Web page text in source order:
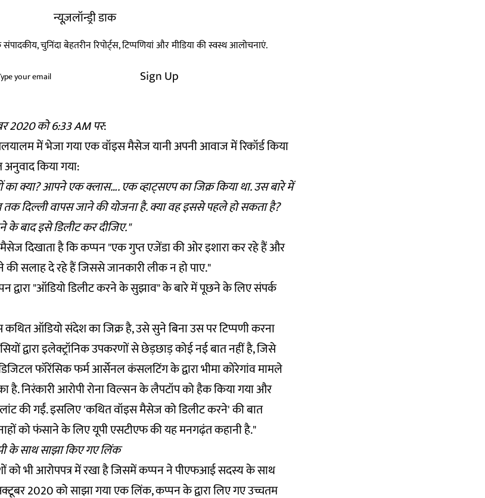
न्यूज़लॉन्ड्री डाक
संपादकीय, चुनिंदा बेहतरीन रिपोर्ट्स, टिप्पणियां और मीडिया की स्वस्थ आलोचनाएं.
Sign Up
2020 को 6:33 AM पर:
में भेजा गया एक वॉइस मैसेज यानी अपनी आवाज में रिकॉर्ड किया
किया गया:
क्या? आपने एक क्लास…. एक व्हाट्सएप का जिक्र किया था. उस बारे में
तक दिल्ली वापस जाने की योजना है. क्या वह इससे पहले हो सकता है?
बाद इसे डिलीट कर दीजिए."
दिखाता है कि कप्पन "एक गुप्त एजेंडा की ओर इशारा कर रहे हैं और
सलाह दे रहे हैं जिससे जानकारी लीक न हो पाए."
द्वारा "ऑडियो डिलीट करने के सुझाव" के बारे में पूछने के लिए संपर्क
ऑडियो संदेश का जिक्र है, उसे सुने बिना उस पर टिप्पणी करना
द्वारा इलेक्ट्रॉनिक उपकरणों से छेड़छाड़ कोई नई बात नहीं है, जिसे
फॉरेंसिक फर्म आर्सेनल कंसलटिंग के द्वारा भीमा कोरेगांव मामले
है. निरंकारी आरोपी रोना विल्सन के लैपटॉप को हैक किया गया और
की गईं. इसलिए 'कथित वॉइस मैसेज को डिलीट करने' की बात
को फंसाने के लिए यूपी एसटीएफ की यह मनगढ़ंत कहानी है."
के साथ साझा किए गए लिंक
को भी आरोपपत्र में रखा है जिसमें कप्पन ने पीएफआई सदस्य के साथ
2020 को साझा गया एक लिंक, कप्पन के द्वारा लिए गए उच्चतम